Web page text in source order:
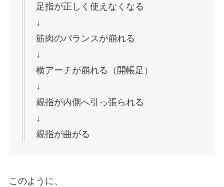
足指が正しく使えなくなる
↓
筋肉のバランスが崩れる
↓
横アーチが崩れる（開帳足）
↓
親指が内側へ引っ張られる
↓
親指が曲がる
このように、